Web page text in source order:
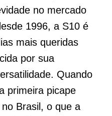
no mercado
1996, a S10 é
mais queridas
por sua
Quando
primeira picape
Brasil, o que a